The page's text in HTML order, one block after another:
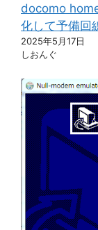
docomo
化して予備回
2025年5月17日
しおんぐ